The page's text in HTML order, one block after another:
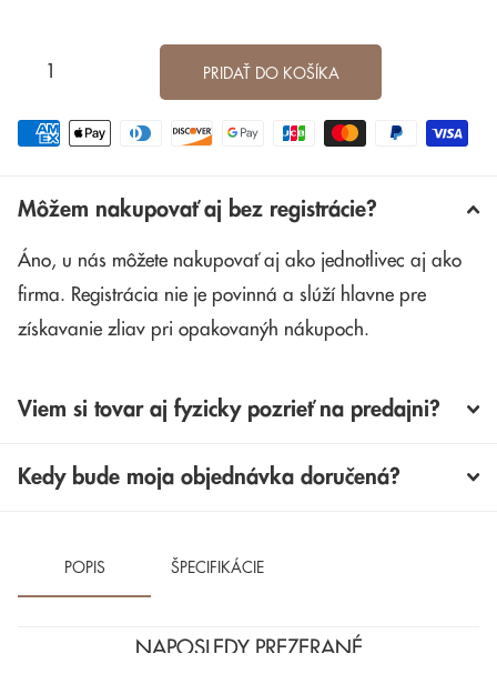
PRIDAŤ DO KOŠÍKA
Môžem nakupovať aj bez registrácie?
Áno, u nás môžete nakupovať aj ako jednotlivec aj ako
firma. Registrácia nie je povinná a slúží hlavne pre
získavanie zliav pri opakovanýh nákupoch.
Viem si tovar aj fyzicky pozrieť na predajni?
Kedy bude moja objednávka doručená?
POPIS ŠPECIFIKÁCIE
NAPOSLEDY PREZERANÉ